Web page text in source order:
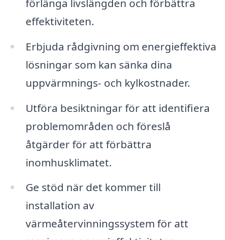
förlänga livslängden och förbättra
effektiviteten.
Erbjuda rådgivning om energieffektiva
lösningar som kan sänka dina
uppvärmnings- och kylkostnader.
Utföra besiktningar för att identifiera
problemområden och föreslå
åtgärder för att förbättra
inomhusklimatet.
Ge stöd när det kommer till
installation av
värmeåtervinningssystem för att